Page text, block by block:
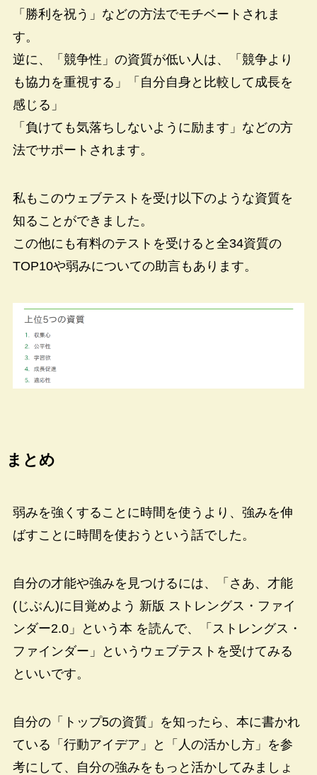
「勝利を祝う」などの方法でモチベートされま
す。
逆に、「競争性」の資質が低い人は、「競争より
も協力を重視する」「自分自身と比較して成長を
感じる」
「負けても気落ちしないように励ます」などの方
法でサポートされます。
私もこのウェブテストを受け以下のような資質を
知ることができました。
この他にも有料のテストを受けると全34資質の
TOP10や弱みについての助言もあります。
まとめ
弱みを強くすることに時間を使うより、強みを伸
ばすことに時間を使おうという話でした。
自分の才能や強みを見つけるには、「さあ、才能
(じぶん)に目覚めよう 新版 ストレングス・ファイ
ンダー2.0」という本 を読んで、「ストレングス・
ファインダー」というウェブテストを受けてみる
といいです。
自分の「トップ5の資質」を知ったら、本に書かれ
ている「行動アイデア」と「人の活かし方」を参
考にして、自分の強みをもっと活かしてみましょ